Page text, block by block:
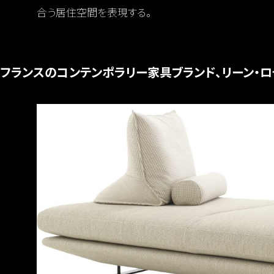
合う居住空間を表現する。
フランスのコンテンポラリー家具ブランド、リーン・